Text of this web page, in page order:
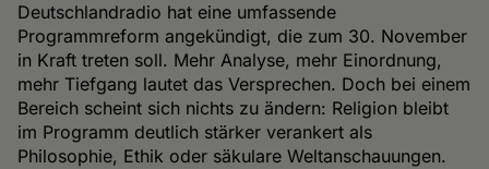
Deutschlandradio hat eine umfassende
Programmreform angekündigt, die zum 30. November
in Kraft treten soll. Mehr Analyse, mehr Einordnung,
mehr Tiefgang lautet das Versprechen. Doch bei einem
Bereich scheint sich nichts zu ändern: Religion bleibt
im Programm deutlich stärker verankert als
Philosophie, Ethik oder säkulare Weltanschauungen.